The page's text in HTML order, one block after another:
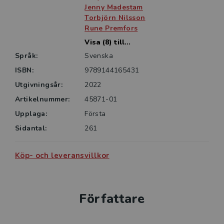
Jenny Madestam
Torbjörn Nilsson
Rune Premfors
Visa (8) till...
Språk:
Svenska
ISBN:
9789144165431
Utgivningsår:
2022
Artikelnummer:
45871-01
Upplaga:
Första
Sidantal:
261
Köp- och leveransvillkor
Författare